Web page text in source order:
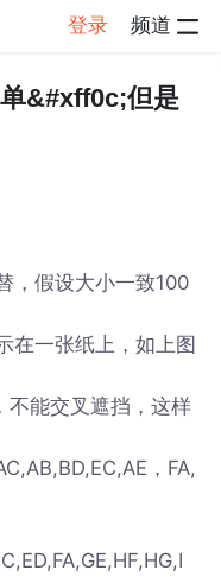
登录 频道
详情
&#xff0c;但是
，假设大小一致100
在一张纸上，如上图
不能交叉遮挡，这样
，FA,